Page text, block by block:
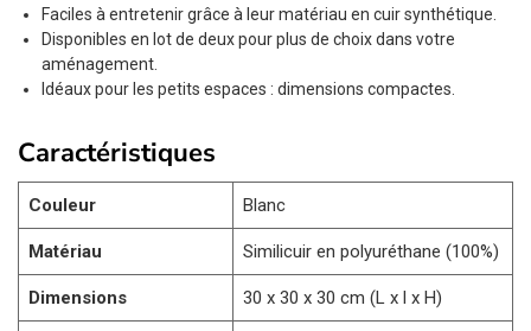
Faciles à entretenir grâce à leur matériau en cuir synthétique.
Disponibles en lot de deux pour plus de choix dans votre
aménagement.
Idéaux pour les petits espaces : dimensions compactes.
Caractéristiques
Couleur Blanc
Matériau Similicuir en polyuréthane (100%)
Dimensions 30 x 30 x 30 cm (L x l x H)